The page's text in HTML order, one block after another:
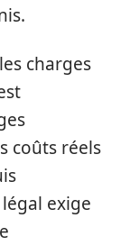
charges
coûts réels
exige